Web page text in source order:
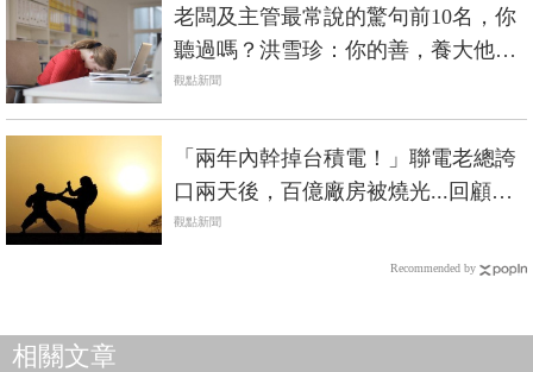
老闆及主管最常說的驚句前10名，你
聽過嗎？洪雪珍：你的善，養大他的
惡
觀點新聞
「兩年內幹掉台積電！」聯電老總誇
口兩天後，百億廠房被燒光...回顧晶
圓雙雄的恩仇史
觀點新聞
Recommended by
相關文章